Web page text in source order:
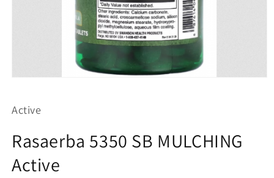
1
modale
Active
Rasaerba 5350 SB MULCHING
Active